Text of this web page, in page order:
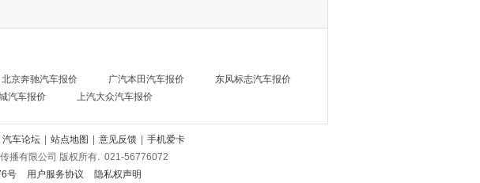
北京奔驰汽车报价 广汽本田汽车报价
东风标志汽车报价
汽车报价 上汽大众汽车报价
汽车论坛 站点地图 意见反馈
手机爱卡
播有限公司 版权所有. 021-56776072
号 用户服务协议 隐私权声明